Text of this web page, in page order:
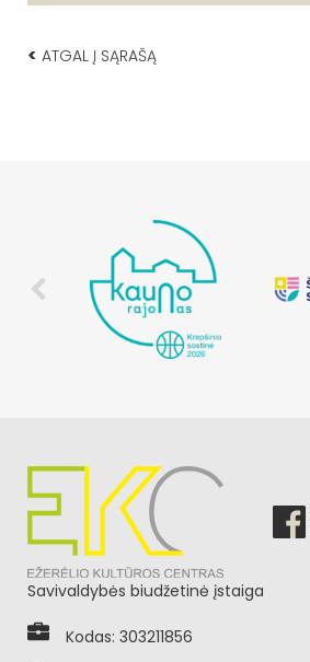
< ATGAL Į SĄRAŠĄ
Savivaldybės biudžetinė įstaiga
Kodas: 303211856